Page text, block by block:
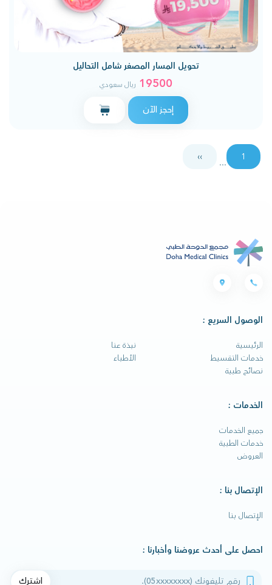
تحويل المسار المصغر شامل التحاليل
19500 ريال سعودي
إحجز الآن
1
...
››
الوصول السريع :
الرئيسية
نبذة عنا
خدمات التقسيط
الأطباء
نصائح طبية
الخدمات :
جميع الخدمات
خدمات الطبية
العروض
الإتصال بنا :
الإتصال بنا
احصل على أحدث عروضنا وأخبارنا :
رقم تليفونك
اشترك